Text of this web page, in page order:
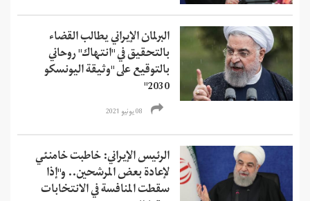
البرلمان الإيراني يطالب القضاء
بالتحقيق في "انتهاك" روحاني
بالتوقيع على "وثيقة اليونسكو
2030"
08 يونيو 2021
الرئيس الإيراني: خاطبت خامنئي
لإعادة بعض المرشحين.. و"إذا
سقطت المنافسة في الانتخابات